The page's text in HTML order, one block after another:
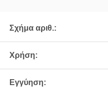
Σχήμα αριθ.:
Χρήση:
Εγγύηση: